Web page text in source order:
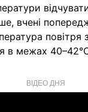
вчені
повітря
в межах
ВІДЕО ДНЯ